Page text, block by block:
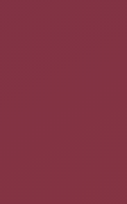
directement. En
des bibliothèques
3 onglets :
rendu de l'application
sur l'iPhone
mode portrait ou